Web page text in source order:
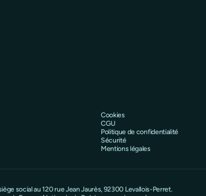
Cookies
CGU
Politique de confidentialité
Sécurité
Mentions légales
social au 120 rue Jean Jaurès, 92300 Levallois-Perret.